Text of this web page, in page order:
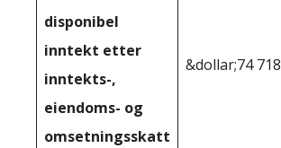
disponibel
inntekt etter
inntekts-,
eiendoms- og
omsetningsskatt
&dollar;74 718